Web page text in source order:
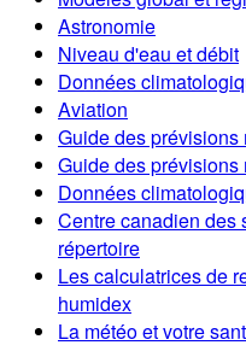
Astronomie
Niveau d'eau et débit
Données
Aviation
Guide des
Guide des prévisions
Données
Centre canadien des
répertoire
Les calculatrices de
humidex
La météo et votre